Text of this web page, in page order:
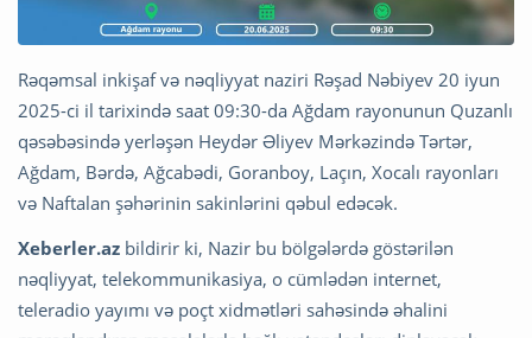
Rəqəmsal inkişaf və nəqliyyat naziri Rəşad Nəbiyev 20 iyun
2025-ci il tarixində saat 09:30-da Ağdam rayonunun Quzanlı
qəsəbəsində yerləşən Heydər Əliyev Mərkəzində Tərtər,
Ağdam, Bərdə, Ağcabədi, Goranboy, Laçın, Xocalı rayonları
və Naftalan şəhərinin sakinlərini qəbul edəcək.
Xeberler.az bildirir ki, Nazir bu bölgələrdə göstərilən
nəqliyyat, telekommunikasiya, o cümlədən internet,
teleradio yayımı və poçt xidmətləri sahəsində əhalini